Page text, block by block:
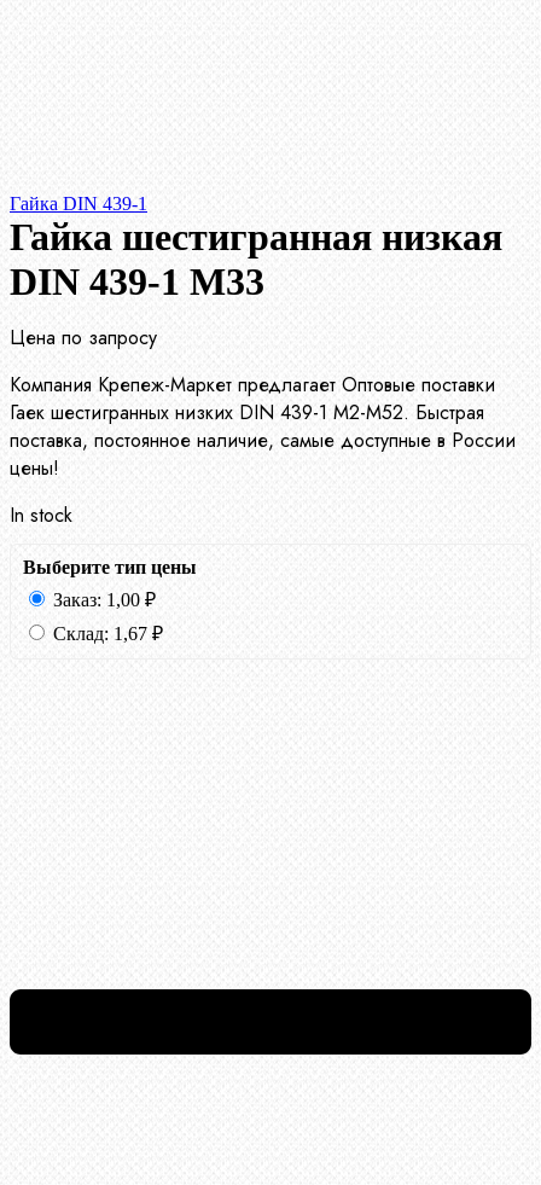
Гайка DIN 439-1
Гайка шестигранная низкая
DIN 439-1 М33
Цена по запросу
Компания Крепеж-Маркет предлагает Оптовые поставки
Гаек шестигранных низких DIN 439-1 М2-М52. Быстрая
поставка, постоянное наличие, самые доступные в России
цены!
In stock
Выберите тип цены
Заказ: 1,00 ₽
Склад: 1,67 ₽